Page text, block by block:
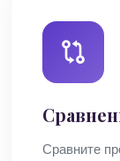
Сравните